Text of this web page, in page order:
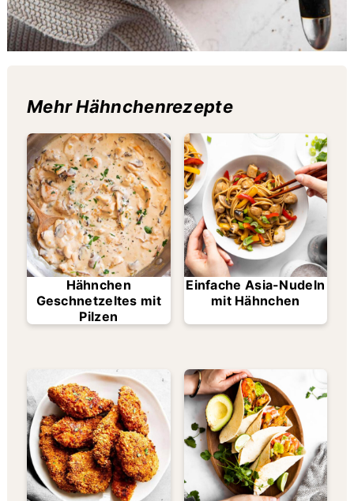
Mehr Hähnchenrezepte
Hähnchen
Geschnetzeltes mit
Pilzen
Einfache Asia-Nudeln
mit Hähnchen